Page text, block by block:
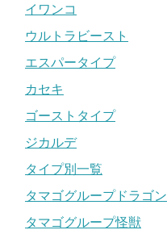
イワンコ
ウルトラビースト
エスパータイプ
カセキ
ゴーストタイプ
ジカルデ
タイプ別一覧
タマゴグループドラゴン
タマゴグループ怪獣